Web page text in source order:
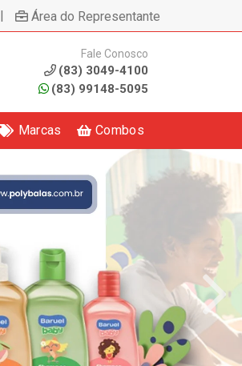
| Área do Representante
Fale Conosco
(83) 3049-4100
(83) 99148-5095
Marcas Combos